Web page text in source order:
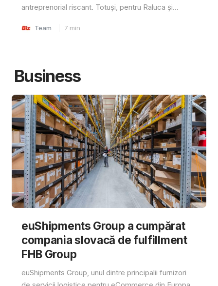
antreprenorial riscant. Totuși, pentru Raluca și...
Team 7 min
Business
euShipments Group a cumpărat
compania slovacă de fulfillment
FHB Group
euShipments Group, unul dintre principalii furnizori